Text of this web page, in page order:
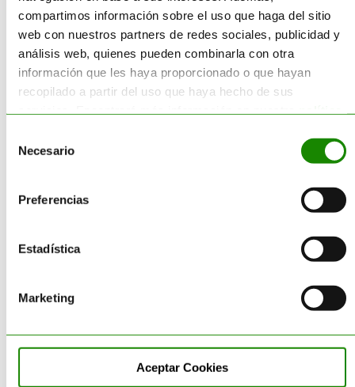
compartimos información sobre el uso que haga del sitio
web con nuestros partners de redes sociales, publicidad y
análisis web, quienes pueden combinarla con otra
información que les haya proporcionado o que hayan
recopilado a partir del uso que haya hecho de sus
Necesario
Preferencias
Estadística
Marketing
Aceptar Cookies
Ambas soluciones permitenmaximizar
el porcentaje de residuos valorizados
y minimizar el recurso al vertedero,
alineando la gestión de residuos con los
ladescarbonización industrial
El papel de
producción de
CSR y
En Acteco somos especialistas en la
gestión integral de residuos